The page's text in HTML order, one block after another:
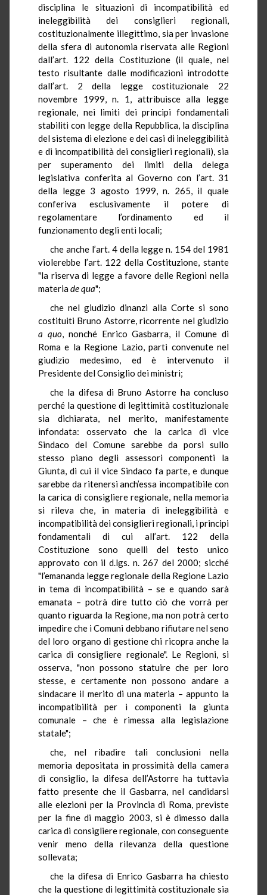
disciplina le situazioni di incompatibilità ed
ineleggibilità dei consiglieri regionali,
costituzionalmente illegittimo, sia per invasione
della sfera di autonomia riservata alle Regioni
dall’art. 122 della Costituzione (il quale, nel
testo risultante dalle modificazioni introdotte
dall’art. 2 della legge costituzionale 22
novembre 1999, n. 1, attribuisce alla legge
regionale, nei limiti dei principi fondamentali
stabiliti con legge della Repubblica, la disciplina
del sistema di elezione e dei casi di ineleggibilità
e di incompatibilità dei consiglieri regionali), sia
per superamento dei limiti della delega
legislativa conferita al Governo con l’art. 31
della legge 3 agosto 1999, n. 265, il quale
conferiva esclusivamente il potere di
regolamentare l’ordinamento ed il
funzionamento degli enti locali;
che anche l’art. 4 della legge n. 154 del 1981
violerebbe l’art. 122 della Costituzione, stante
"la riserva di legge a favore delle Regioni nella
materiade qua";
che nel giudizio dinanzi alla Corte si sono
costituiti Bruno Astorre, ricorrente nel giudizio
a quo, nonché Enrico Gasbarra, il Comune di
Roma e la Regione Lazio, parti convenute nel
giudizio medesimo, ed è intervenuto il
Presidente del Consiglio dei ministri;
che la difesa di Bruno Astorre ha concluso
perché la questione di legittimità costituzionale
sia dichiarata, nel merito, manifestamente
infondata: osservato che la carica di vice
Sindaco del Comune sarebbe da porsi sullo
stesso piano degli assessori componenti la
Giunta, di cui il vice Sindaco fa parte, e dunque
sarebbe da ritenersi anch’essa incompatibile con
la carica di consigliere regionale, nella memoria
si rileva che, in materia di ineleggibilità e
incompatibilità dei consiglieri regionali, i principi
fondamentali di cui all’art. 122 della
Costituzione sono quelli del testo unico
approvato con il d.lgs. n. 267 del 2000; sicché
"l’emananda legge regionale della Regione Lazio
in tema di incompatibilità – se e quando sarà
emanata – potrà dire tutto ciò che vorrà per
quanto riguarda la Regione, ma non potrà certo
impedire che i Comuni debbano rifiutare nel seno
del loro organo di gestione chi ricopra anche la
carica di consigliere regionale". Le Regioni, si
osserva, "non possono statuire che per loro
stesse, e certamente non possono andare a
sindacare il merito di una materia – appunto la
incompatibilità per i componenti la giunta
comunale – che è rimessa alla legislazione
statale";
che, nel ribadire tali conclusioni nella
memoria depositata in prossimità della camera
di consiglio, la difesa dell’Astorre ha tuttavia
fatto presente che il Gasbarra, nel candidarsi
alle elezioni per la Provincia di Roma, previste
per la fine di maggio 2003, si è dimesso dalla
carica di consigliere regionale, con conseguente
venir meno della rilevanza della questione
sollevata;
che la difesa di Enrico Gasbarra ha chiesto
che la questione di legittimità costituzionale sia